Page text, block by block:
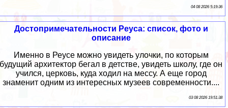
04 08 2026 5:19:36
Достопримечательности Реуса: список, фото и
описание
Именно в Реусе можно увидеть улочки, по которым
будущий архитектор бегал в детстве, увидеть школу, где он
учился, церковь, куда ходил на мессу. А еще город
знаменит одним из интересных музеев современности....
03 08 2026 19:51:38